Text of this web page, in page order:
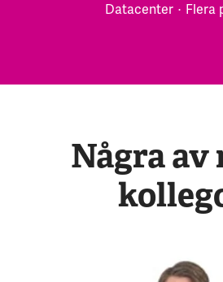
Datacenter · Flera
Några av